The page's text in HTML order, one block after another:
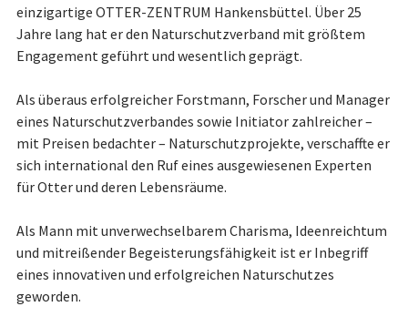
einzig­artige OTTER-ZENTRUM Hankensbüttel. Über 25
Jahre lang hat er den Natur­schutz­ver­band mit größtem
Engagement geführt und wesentlich geprägt.
Als überaus erfolgreicher Forstmann, For­scher und Manager
eines Natur­schutz­ver­bandes sowie Initiator zahl­reicher –
mit Preisen bedachter – Naturschutzprojekte, verschaffte er
sich international den Ruf eines ausgewiesenen Experten
für Otter und deren Le­bensräume.
Als Mann mit unverwechselbarem Charisma, Ideenreichtum
und mitreißender Begeisterungsfähigkeit ist er Inbegriff
eines innovativen und erfolgreichen Naturschutzes
geworden.